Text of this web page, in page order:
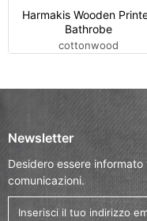
Harmakis Wooden
Bathrobe
cottonwood
Newsletter
Desidero essere
comunicazioni.